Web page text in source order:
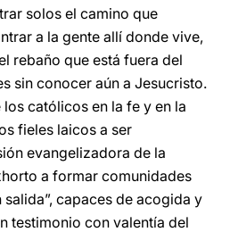
solos el camino que
a la gente allí donde vive,
rebaño que está fuera del
sin conocer aún a Jesucristo.
católicos en la fe y en la
fieles laicos a ser
evangelizadora de la
a formar comunidades
capaces de acogida y
testimonio con valentía del